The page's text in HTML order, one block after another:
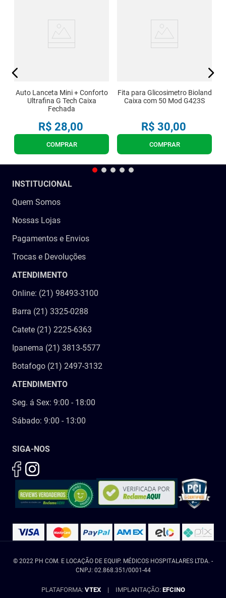
Auto Lanceta Mini + Conforto
Ultrafina G Tech Caixa
Fechada
R$ 28,00
COMPRAR
Fita para Glicosimetro Bioland
Caixa com 50 Mod G423S
R$ 30,00
COMPRAR
INSTITUCIONAL
Quem Somos
Nossas Lojas
Pagamentos e Envios
Trocas e Devoluções
ATENDIMENTO
Online: (21) 98493-3100
Barra (21) 3325-0288
Catete (21) 2225-6363
Ipanema (21) 3813-5577
Botafogo (21) 2497-3132
ATENDIMENTO
Seg. á Sex: 9:00 - 18:00
Sábado: 9:00 - 13:00
SIGA-NOS
© 2022 PH COM. E LOCAÇÃO DE EQUIP. MÉDICOS HOSPITALARES LTDA. -
CNPJ: 02.868.351/0001-44
PLATAFORMA: VTEX | IMPLANTAÇÃO: EFCINO